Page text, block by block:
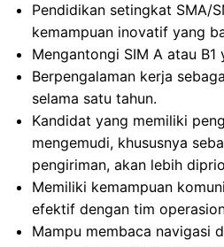
Pendidikan setingkat SMA/
kemampuan inovatif yang
Mengantongi SIM A atau B1
Berpengalaman kerja
selama satu tahun.
Kandidat yang memiliki
mengemudi, khususnya
pengiriman, akan lebih
Memiliki kemampuan
efektif dengan tim
Mampu membaca navigasi